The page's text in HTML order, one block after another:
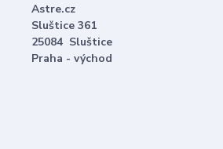
Astre.cz
Sluštice 361
25084 Sluštice
Praha - východ